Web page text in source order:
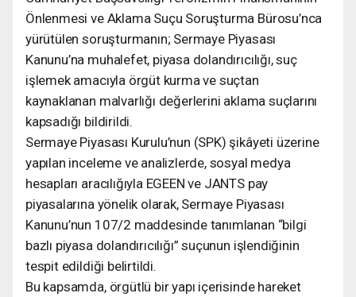
Önlenmesi ve Aklama Suçu Soruşturma Bürosu’nca
yürütülen soruşturmanın; Sermaye Piyasası
Kanunu’na muhalefet, piyasa dolandırıcılığı, suç
işlemek amacıyla örgüt kurma ve suçtan
kaynaklanan malvarlığı değerlerini aklama suçlarını
kapsadığı bildirildi.
Sermaye Piyasası Kurulu’nun (SPK) şikâyeti üzerine
yapılan inceleme ve analizlerde, sosyal medya
hesapları aracılığıyla EGEEN ve JANTS pay
piyasalarına yönelik olarak, Sermaye Piyasası
Kanunu’nun 107/2 maddesinde tanımlanan “bilgi
bazlı piyasa dolandırıcılığı” suçunun işlendiğinin
tespit edildiği belirtildi.
Bu kapsamda, örgütlü bir yapı içerisinde hareket